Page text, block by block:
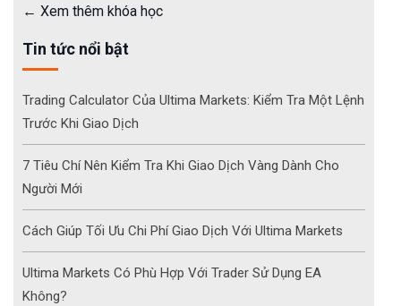
Xem thêm khóa học
Tin tức nổi bật
Trading Calculator Của Ultima Markets: Kiểm Tra Một Lệnh
Trước Khi Giao Dịch
7 Tiêu Chí Nên Kiểm Tra Khi Giao Dịch Vàng Dành Cho
Người Mới
Cách Giúp Tối Ưu Chi Phí Giao Dịch Với Ultima Markets
Ultima Markets Có Phù Hợp Với Trader Sử Dụng EA
Không?